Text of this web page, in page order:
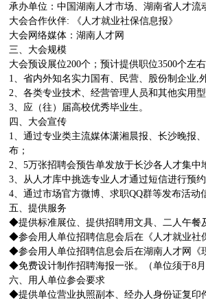
承办单位：中国湖南人才市场、湖南省人才流
大会合作伙伴: 《人才就业社保信息报》
大会网络媒体：湖南人才网
三、大会规模
大会预设展位200个；预计提供职位3500个左
1、省内外知名实力国有、民营、股份制企业,
2、各类专业技术、经营管理人员和其他实用型
3、应（往）届高校优秀毕业生。
四、大会宣传
1、通过专业类主流媒体潇湘晨报、长沙晚报
布；
2、5万张招聘会预告单发放于长沙各人才集中
3、从人才库中挑选专业人才通过短信进行预约
4、通过市场官方微博、求职QQ群等发布活动
五、提供服务
◆提供标准展位、提供招聘用文具、二人午餐
◆参会用人单位招聘信息会后在《人才就业社
◆参会用人单位招聘信息会后在湖南人才网《
◆免费设计制作招聘海报一张。（单位须于8
六、用人单位参会要求
◆提供单位营业执照副本、经办人身份证复印